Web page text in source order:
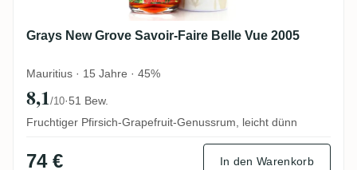
Grays New Grove Savoir-Faire Belle Vue 2005
Mauritius · 15 Jahre · 45%
8,1/10·51 Bew.
Fruchtiger Pfirsich-Grapefruit-Genussrum, leicht dünn
74 € In den Warenkorb